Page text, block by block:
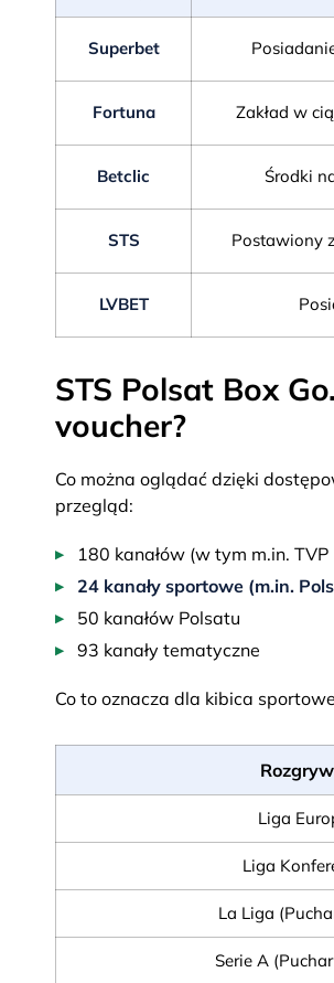
Superbet
Fortuna Zakład w
Betclic Środki
STS Postawiony
LVBET
STS Polsat Box
voucher?
Co można oglądać dzięki
przegląd:
180 kanałów (w tym m.in.
24 kanały sportowe (m.in.
50 kanałów Polsatu
93 kanały tematyczne
Co to oznacza dla kibica
Liga
Liga
La Liga
Serie A